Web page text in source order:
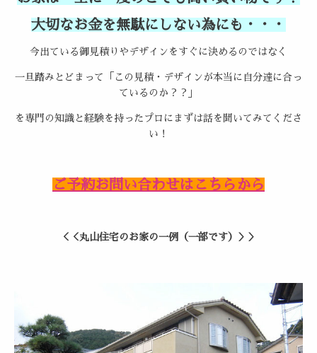
大切なお金を無駄にしない為にも・・・
今出ている御見積りやデザインをすぐに決めるのではなく
一旦踏みとどまって「この見積・デザインが本当に自分達に合っ
ているのか？？」
を専門の知識と経験を持ったプロにまずは話を聞いてみてくださ
い！
ご予約お問い合わせはこちらから
＜＜丸山住宅のお家の一例（一部です）＞＞